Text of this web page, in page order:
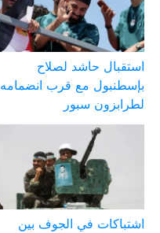
استقبال حاشد لصلاح
بإسطنبول مع قرب انضمامه
لطرابزون سبور
اشتباكات في الجوف بين